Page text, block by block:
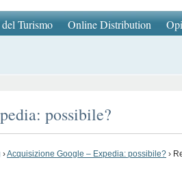
Turismo Online Distribution
possibile?
›Acquisizione Google – Expedia: possibile? ›